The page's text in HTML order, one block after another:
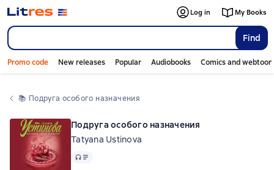
Find
Log in My Books
Promo code New releases Popular Audiobooks Comics and
📚 Подруга особого назначения
Подруга особого назначения
Tatyana Ustinova
Audio